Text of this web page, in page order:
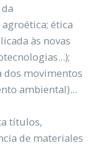
ética
às novas
dos movimentos
ambiental)...
títulos,
de materiales